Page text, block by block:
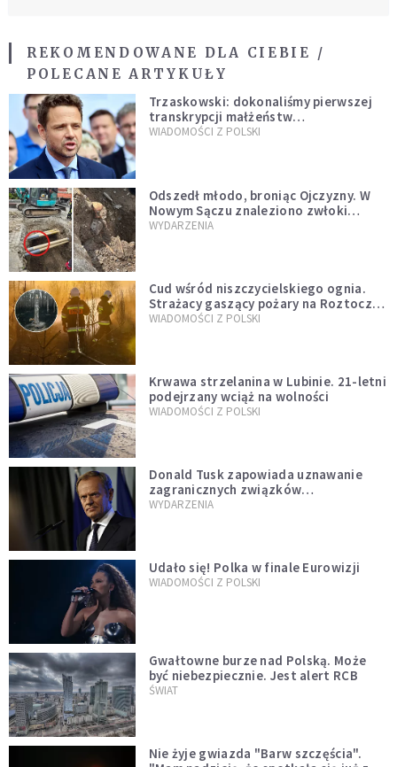
REKOMENDOWANE DLA CIEBIE /
POLECANE ARTYKUŁY
Trzaskowski: dokonaliśmy pierwszej
transkrypcji małżeństw
jednopłciowych. “Tak jak
WIADOMOŚCI Z POLSKI
Odszedł młodo, broniąc Ojczyzny. W
Nowym Sączu znaleziono zwłoki
mężczyzny z czasów potopu
WYDARZENIA
Cud wśród niszczycielskiego ognia.
Strażacy gaszący pożary na Roztoczu
opublikowali niezwykłe zdjęcie
WIADOMOŚCI Z POLSKI
Krwawa strzelanina w Lubinie. 21-letni
podejrzany wciąż na wolności
WIADOMOŚCI Z POLSKI
Donald Tusk zapowiada uznawanie
zagranicznych związków
jednopłciowych. "Państwo oblało ten
WYDARZENIA
Udało się! Polka w finale Eurowizji
WIADOMOŚCI Z POLSKI
Gwałtowne burze nad Polską. Może
być niebezpiecznie. Jest alert RCB
ŚWIAT
Nie żyje gwiazda "Barw szczęścia".